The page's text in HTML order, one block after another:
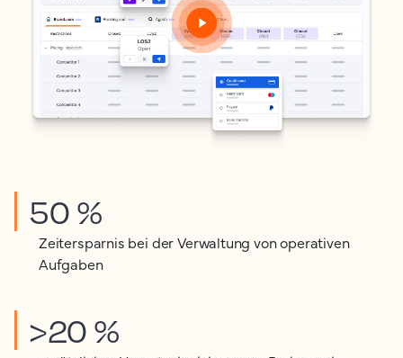
50 %
Zeitersparnis bei der Verwaltung von operativen
Aufgaben
>20 %